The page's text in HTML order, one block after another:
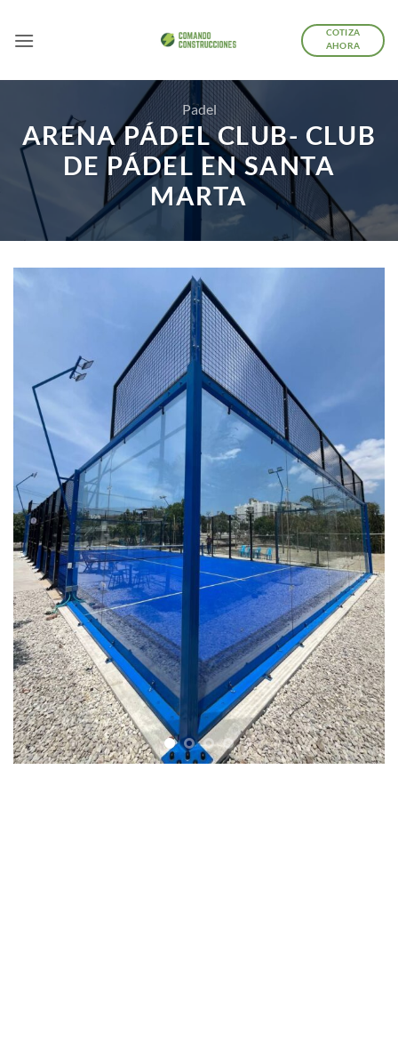
COTIZA
AHORA
Padel
ARENA PÁDEL CLUB- CLUB
DE PÁDEL EN SANTA
MARTA